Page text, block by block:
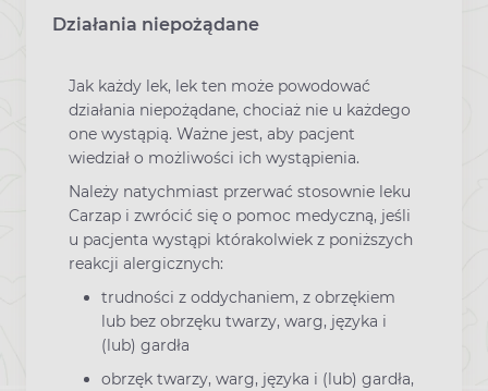
Działania niepożądane
Jak każdy lek, lek ten może powodować
działania niepożądane, chociaż nie u każdego
one wystąpią. Ważne jest, aby pacjent
wiedział o możliwości ich wystąpienia.
Należy natychmiast przerwać stosownie leku
Carzap i zwrócić się o pomoc medyczną, jeśli
u pacjenta wystąpi którakolwiek z poniższych
reakcji alergicznych:
trudności z oddychaniem, z obrzękiem
lub bez obrzęku twarzy, warg, języka i
(lub) gardła
obrzęk twarzy, warg, języka i (lub) gardła,